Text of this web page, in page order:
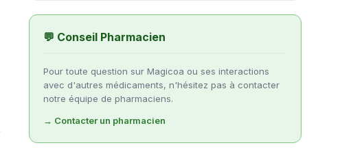
💬 Conseil Pharmacien
Pour toute question sur Magicoa ou ses interactions
avec d'autres médicaments, n'hésitez pas à contacter
notre équipe de pharmaciens.
→ Contacter un pharmacien